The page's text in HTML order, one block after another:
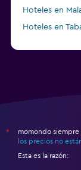
Hoteles en
Hoteles en
*
momondo
los precios no
Esta es la razón: